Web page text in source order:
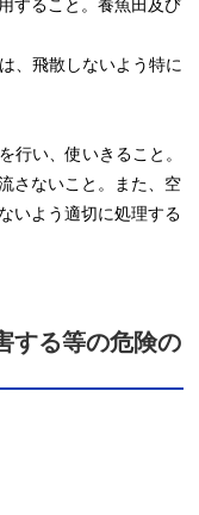
すること。養魚田及び
、飛散しないよう特に
行い、使いきること。
さないこと。また、空
いよう適切に処理する
する等の危険の